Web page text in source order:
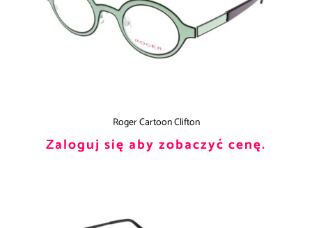
Roger Cartoon Clifton
Zaloguj się aby zobaczyć cenę.